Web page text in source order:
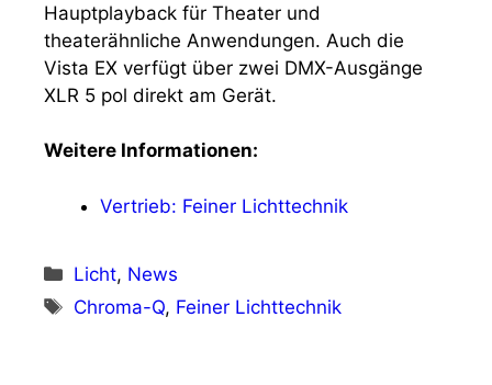
Hauptplayback für Theater und
theaterähnliche Anwendungen. Auch die
Vista EX verfügt über zwei DMX-Ausgänge
XLR 5 pol direkt am Gerät.
Weitere Informationen:
Vertrieb: Feiner Lichttechnik
Kategorien
Licht, News
Schlagwörter
Chroma-Q, Feiner Lichttechnik